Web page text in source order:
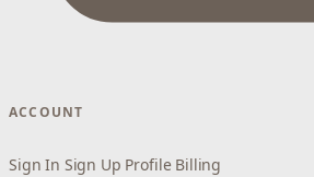
ACCOUNT
Sign In Sign Up Profile Billing